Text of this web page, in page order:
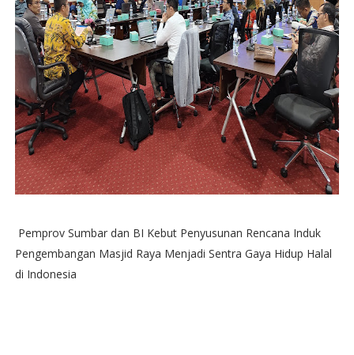
Pemprov Sumbar dan BI Kebut Penyusunan Rencana Induk
Pengembangan Masjid Raya Menjadi Sentra Gaya Hidup Halal
di Indonesia